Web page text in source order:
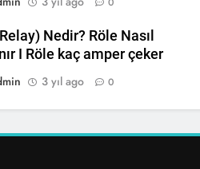
Nedir? Röle Nasıl
I Röle kaç amper çeker
3 yıl ago 0